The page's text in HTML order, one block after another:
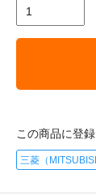
この商品に登
三菱（